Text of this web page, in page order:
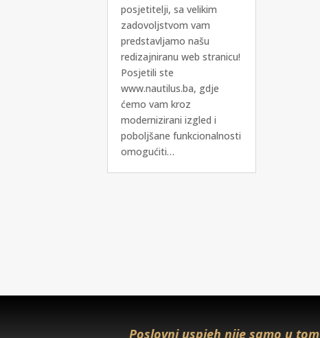
posjetitelji, sa velikim
zadovoljstvom vam
predstavljamo našu
redizajniranu web stranicu!
Posjetili ste
www.nautilus.ba, gdje
ćemo vam kroz
modernizirani izgled i
poboljšane funkcionalnosti
omogućiti…
Poslovni uspjeh nije samo u